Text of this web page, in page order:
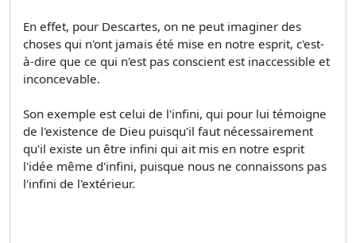
En effet, pour Descartes, on ne peut imaginer des
choses qui n'ont jamais été mise en notre esprit, c'est-
à-dire que ce qui n'est pas conscient est inaccessible et
inconcevable.
Son exemple est celui de l'infini, qui pour lui témoigne
de l'existence de Dieu puisqu'il faut nécessairement
qu'il existe un être infini qui ait mis en notre esprit
l'idée même d'infini, puisque nous ne connaissons pas
l'infini de l'extérieur.